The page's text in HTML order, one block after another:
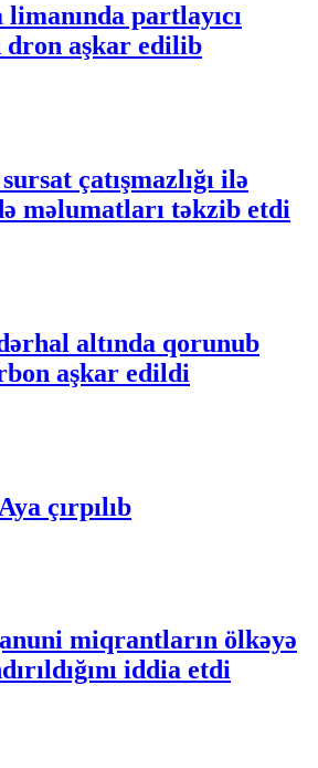
partlayıcı
dron aşkar edilib
çatışmazlığı ilə
məlumatları təkzib etdi
altında qorunub
aşkar edildi
çırpılıb
miqrantların ölkəyə
iddia etdi